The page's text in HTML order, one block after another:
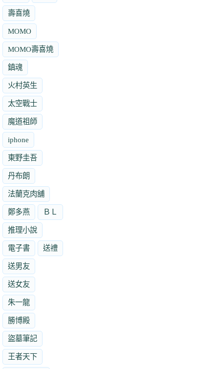
壽喜燒
MOMO
MOMO壽喜燒
鎮魂
火村英生
太空戰士
魔道祖師
iphone
東野圭吾
丹布朗
法蘭克肉舖
鄭多燕 ＢＬ
推理小說
電子書 送禮
送男友
送女友
朱一龍
勝博殿
盜墓筆記
王者天下